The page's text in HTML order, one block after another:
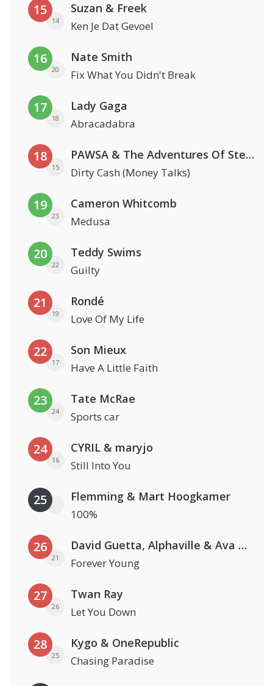
15
14
Suzan & Freek
Ken Je Dat Gevoel
16
20
Nate Smith
Fix What You Didn't Break
17
18
Lady Gaga
Abracadabra
18
15
PAWSA & The Adventures Of Stevie V
Dirty Cash (Money Talks)
19
23
Cameron Whitcomb
Medusa
20
22
Teddy Swims
Guilty
21
19
Rondé
Love Of My Life
22
17
Son Mieux
Have A Little Faith
23
24
Tate McRae
Sports car
24
16
CYRIL & maryjo
Still Into You
25 Flemming & Mart Hoogkamer
100%
26
21
David Guetta, Alphaville & Ava Max
Forever Young
27
26
Twan Ray
Let You Down
28
25
Kygo & OneRepublic
Chasing Paradise